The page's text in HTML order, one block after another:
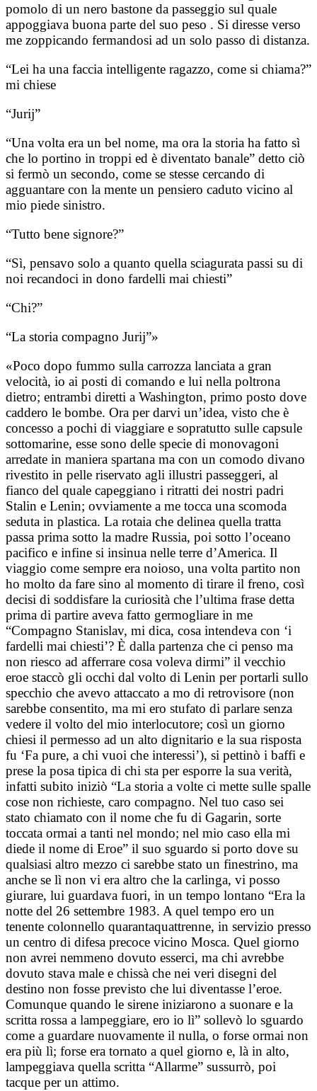
pomolo di un nero bastone da passeggio sul quale
appoggiava buona parte del suo peso . Si diresse verso
me zoppicando fermandosi ad un solo passo di distanza.
“Lei ha una faccia intelligente ragazzo, come si chiama?”
mi chiese
“Jurij”
“Una volta era un bel nome, ma ora la storia ha fatto sì
che lo portino in troppi ed è diventato banale” detto ciò
si fermò un secondo, come se stesse cercando di
agguantare con la mente un pensiero caduto vicino al
mio piede sinistro.
“Tutto bene signore?”
“Sì, pensavo solo a quanto quella sciagurata passi su di
noi recandoci in dono fardelli mai chiesti”
“Chi?”
“La storia compagno Jurij”»
«Poco dopo fummo sulla carrozza lanciata a gran
velocità, io ai posti di comando e lui nella poltrona
dietro; entrambi diretti a Washington, primo posto dove
caddero le bombe. Ora per darvi un’idea, visto che è
concesso a pochi di viaggiare e sopratutto sulle capsule
sottomarine, esse sono delle specie di monovagoni
arredate in maniera spartana ma con un comodo divano
rivestito in pelle riservato agli illustri passeggeri, al
fianco del quale capeggiano i ritratti dei nostri padri
Stalin e Lenin; ovviamente a me tocca una scomoda
seduta in plastica. La rotaia che delinea quella tratta
passa prima sotto la madre Russia, poi sotto l’oceano
pacifico e infine si insinua nelle terre d’America. Il
viaggio come sempre era noioso, una volta partito non
ho molto da fare sino al momento di tirare il freno, così
decisi di soddisfare la curiosità che l’ultima frase detta
prima di partire aveva fatto germogliare in me
“Compagno Stanislav, mi dica, cosa intendeva con ‘i
fardelli mai chiesti’? È dalla partenza che ci penso ma
non riesco ad afferrare cosa voleva dirmi” il vecchio
eroe staccò gli occhi dal volto di Lenin per portarli sullo
specchio che avevo attaccato a mo di retrovisore (non
sarebbe consentito, ma mi ero stufato di parlare senza
vedere il volto del mio interlocutore; così un giorno
chiesi il permesso ad un alto dignitario e la sua risposta
fu ‘Fa pure, a chi vuoi che interessi’), si pettinò i baffi e
prese la posa tipica di chi sta per esporre la sua verità,
infatti subito iniziò “La storia a volte ci mette sulle spalle
cose non richieste, caro compagno. Nel tuo caso sei
stato chiamato con il nome che fu di Gagarin, sorte
toccata ormai a tanti nel mondo; nel mio caso ella mi
diede il nome di Eroe” il suo sguardo si porto dove su
qualsiasi altro mezzo ci sarebbe stato un finestrino, ma
anche se lì non vi era altro che la carlinga, vi posso
giurare, lui guardava fuori, in un tempo lontano “Era la
notte del 26 settembre 1983. A quel tempo ero un
tenente colonnello quarantaquattrenne, in servizio presso
un centro di difesa precoce vicino Mosca. Quel giorno
non avrei nemmeno dovuto esserci, ma chi avrebbe
dovuto stava male e chissà che nei veri disegni del
destino non fosse previsto che lui diventasse l’eroe.
Comunque quando le sirene iniziarono a suonare e la
scritta rossa a lampeggiare, ero io lì” sollevò lo sguardo
come a guardare nuovamente il nulla, o forse ormai non
era più lì; forse era tornato a quel giorno e, là in alto,
lampeggiava quella scritta “Allarme” sussurrò, poi
tacque per un attimo.